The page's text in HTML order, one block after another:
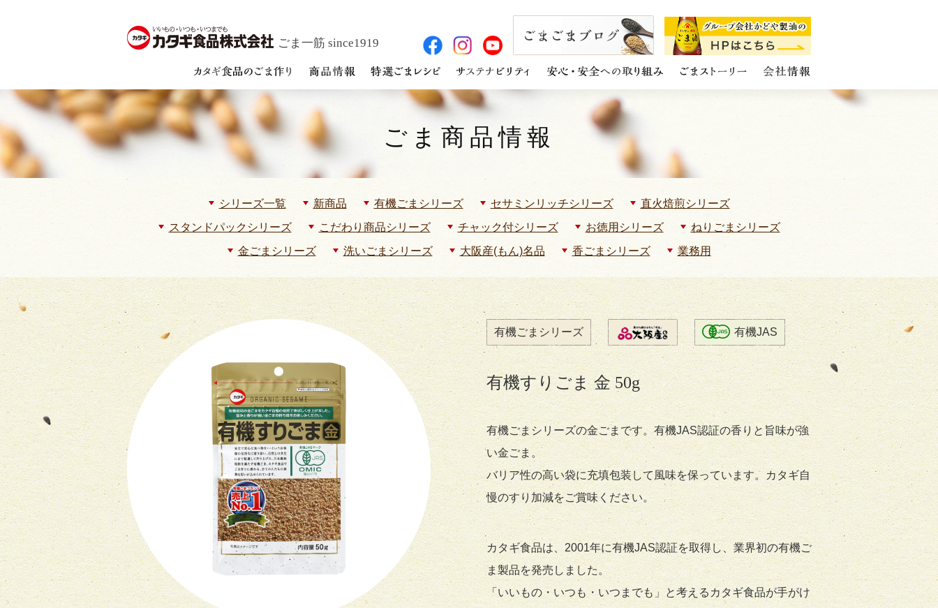
ごま一筋 since1919
ごま商品情報
シリーズ一覧 新商品 有機ごまシリーズ セサミンリッチシリーズ
直火焙煎シリーズ
スタンドパックシリーズ
こだわり商品シリーズ チャック付シリーズ お徳用シリーズ
ねりごまシリーズ
金ごまシリーズ
洗いごまシリーズ 大阪産(もん)名品 香ごまシリーズ 業務用
有機ごまシリーズ 有機JAS
有機すりごま 金 50g
有機ごまシリーズの金ごまです。有機JAS認証の香りと旨味が強
い金ごま。
バリア性の高い袋に充填包装して風味を保っています。カタギ自
慢のすり加減をご賞味ください。
カタギ食品は、2001年に有機JAS認証を取得し、業界初の有機ご
ま製品を発売しました。
「いいもの・いつも・いつまでも」と考えるカタギ食品が手がけ